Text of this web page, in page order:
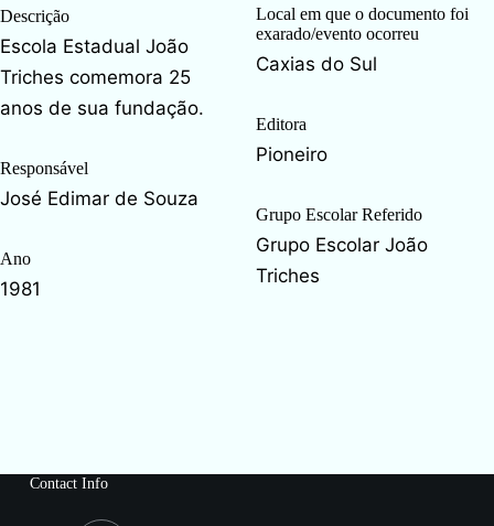
Descrição
Escola Estadual João
Triches comemora 25
anos de sua fundação.
Responsável
José Edimar de Souza
Ano
1981
Local em que o documento foi
exarado/evento ocorreu
Caxias do Sul
Editora
Pioneiro
Grupo Escolar Referido
Grupo Escolar João
Triches
Contact Info